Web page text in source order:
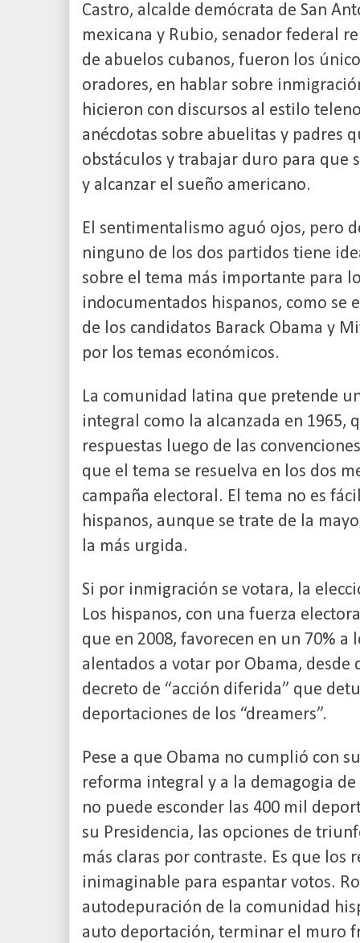
Castro, alcalde demócrata de San
mexicana y Rubio, senador federal
de abuelos cubanos, fueron los
oradores, en hablar sobre
hicieron con discursos al estilo
anécdotas sobre abuelitas y padres
obstáculos y trabajar duro para que
y alcanzar el sueño americano.
El sentimentalismo aguó ojos, pero
ninguno de los dos partidos tiene
sobre el tema más importante para
indocumentados hispanos, como se
de los candidatos Barack Obama y
por los temas económicos.
La comunidad latina que pretende
integral como la alcanzada en 1965,
respuestas luego de las
que el tema se resuelva en los dos
campaña electoral. El tema no es
hispanos, aunque se trate de la
la más urgida.
Si por inmigración se votara, la
Los hispanos, con una fuerza
que en 2008, favorecen en un 70% a
alentados a votar por Obama, desde
decreto de “acción diferida” que
deportaciones de los “dreamers”.
Pese a que Obama no cumplió con
reforma integral y a la demagogia
no puede esconder las 400 mil
su Presidencia, las opciones de
más claras por contraste. Es que los
inimaginable para espantar votos.
autodepuración de la comunidad
auto deportación, terminar el muro